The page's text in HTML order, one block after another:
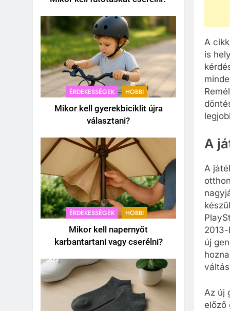
ÉRDEKESSÉGEK HOBBI
Mikor kell gyerekbiciklit újra
választani?
ÉRDEKESSÉGEK HOBBI
Mikor kell napernyőt
karbantartani vagy cserélni?
A
is
A
A
új
Az új
előző